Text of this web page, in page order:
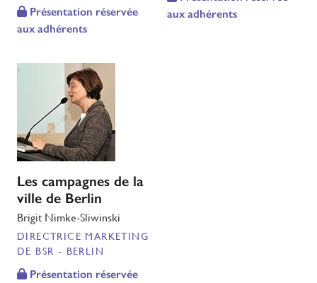
Présentation réservée
aux adhérents
aux adhérents
Les campagnes de la
ville de Berlin
Brigit Nimke-Sliwinski
DIRECTRICE MARKETING
DE BSR - BERLIN
Présentation réservée